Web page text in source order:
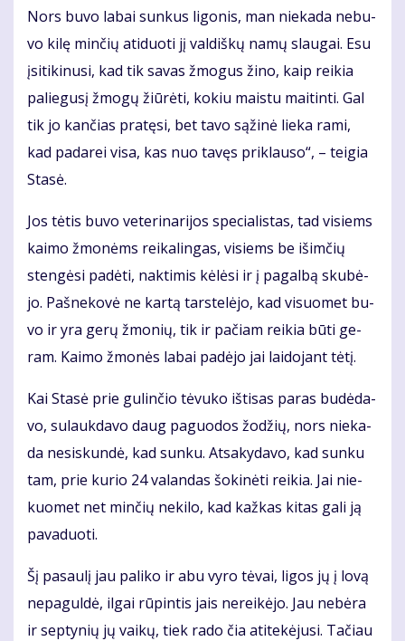
Nors bu­vo la­bai sun­kus li­go­nis, man nie­ka­da ne­bu­
vo ki­lę min­čių ati­duo­ti jį val­diš­kų na­mų slau­gai. Esu
įsi­ti­ki­nu­si, kad tik sa­vas žmo­gus ži­no, kaip rei­kia
pa­lie­gu­sį žmo­gų žiū­rė­ti, ko­kiu mais­tu mai­tin­ti. Gal
tik jo kan­čias pra­tę­si, bet ta­vo są­ži­nė lie­ka ra­mi,
kad pa­da­rei vi­sa, kas nuo ta­vęs pri­klau­so“, – tei­gia
Sta­sė.
Jos tė­tis bu­vo ve­te­ri­na­ri­jos spe­cia­lis­tas, tad vi­siems
kai­mo žmo­nėms rei­ka­lin­gas, vi­siems be iš­im­čių
sten­gė­si pa­dė­ti, nak­ti­mis kė­lė­si ir į pa­gal­bą sku­bė­
jo. Pa­šne­ko­vė ne kar­tą tars­te­lė­jo, kad vi­suo­met bu­
vo ir yra ge­rų žmo­nių, tik ir pa­čiam rei­kia bū­ti ge­
ram. Kai­mo žmo­nės la­bai pa­dė­jo jai lai­do­jant tė­tį.
Kai Sta­sė prie gu­lin­čio tė­vu­ko iš­ti­sas pa­ras bu­dė­da­
vo, su­lauk­da­vo daug pa­guo­dos žo­džių, nors nie­ka­
da ne­si­skun­dė, kad sun­ku. At­sa­ky­da­vo, kad sun­ku
tam, prie ku­rio 24 va­lan­das šo­ki­nė­ti rei­kia. Jai nie­
kuo­met net min­čių ne­ki­lo, kad kaž­kas ki­tas ga­li ją
pa­va­duo­ti.
Šį pa­sau­lį jau pa­li­ko ir abu vy­ro tė­vai, li­gos jų į lo­vą
ne­pa­gul­dė, il­gai rū­pin­tis jais ne­rei­kė­jo. Jau ne­bė­ra
ir sep­ty­nių jų vai­kų, tiek ra­do čia ati­te­kė­ju­si. Ta­čiau